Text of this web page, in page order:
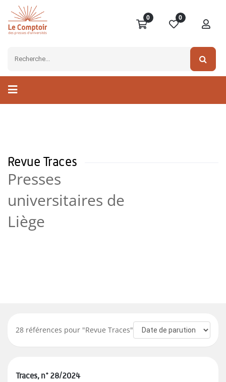
0 0
Revue Traces
Presses
universitaires de
Liège
28 références pour "Revue Traces"
Traces, n° 28/2024